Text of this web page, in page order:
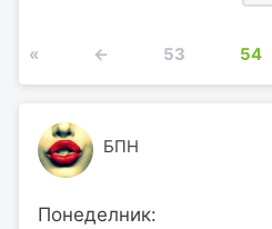
« ← 53 54
БПН
Понеделник: